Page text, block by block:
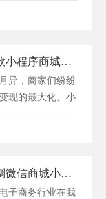
解锁新零售潜能：打造爆款小程序商城，流量变现新风口！
异，商家们纷纷
现的最大化。小
赋能电商新篇章：探秘定制微信商城小程序的无限可能
子商务行业在我